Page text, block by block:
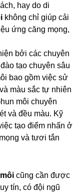
hay do di
không chỉ giúp cải
ứng căng mọng,
bởi các chuyên
tạo chuyên sâu
bao gồm việc sử
màu sắc tự nhiên
môi chuyên
và đều màu. Kỹ
tạo điểm nhấn ở
và tươi tắn
cũng cần được
tín, có đội ngũ